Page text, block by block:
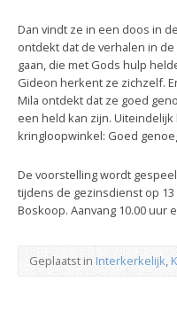
Dan vindt ze in een doos in
ontdekt dat de verhalen in
gaan, die met Gods hulp
Gideon herkent ze zichzelf.
Mila ontdekt dat ze goed
een held kan zijn.
kringloopwinkel: Goed
De voorstelling wordt
tijdens de gezinsdienst op
Boskoop. Aanvang 10.00 uur
Geplaatst inInterkerkelijk,